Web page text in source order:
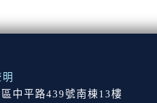
中平路439號南棟13樓